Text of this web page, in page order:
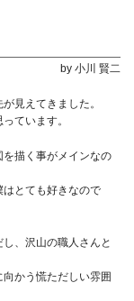
by 小川 賢二
見えてきました。
ています。
描く事がメインなの
とても好きなので
、沢山の職人さんと
かう慌ただしい雰囲